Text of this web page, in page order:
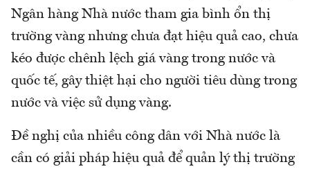
Ngân hàng Nhà nước tham gia bình ổn thị
trường vàng nhưng chưa đạt hiệu quả cao, chưa
kéo được chênh lệch giá vàng trong nước và
quốc tế, gây thiệt hại cho người tiêu dùng trong
nước và việc sử dụng vàng.
Đề nghị của nhiều công dân với Nhà nước là
cần có giải pháp hiệu quả để quản lý thị trường